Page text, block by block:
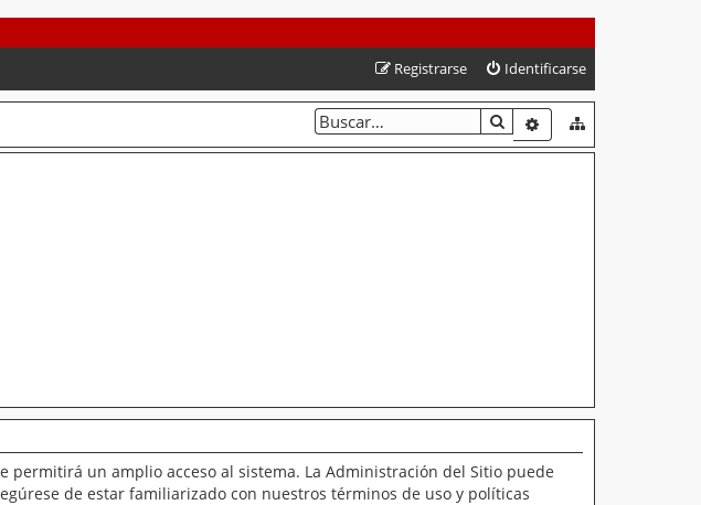
Identificarse
Registrarse
BUSCARBÚSQUEDA
permitirá un amplio acceso al sistema. La Administración del Sitio puede
de estar familiarizado con nuestros términos de uso y políticas